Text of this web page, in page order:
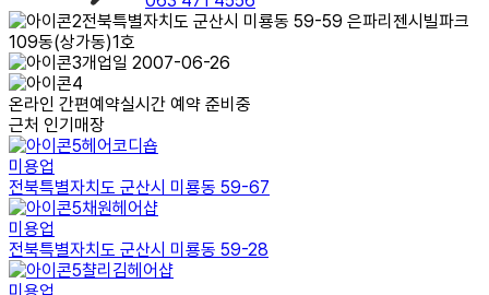
전북특별자치도 군산시 미룡동 59-59 은파리젠시빌파크
109동(상가동)1호
개업일 2007-06-26
온라인 간편예약실시간 예약 준비중
근처 인기매장
헤어코디숍
미용업
전북특별자치도 군산시 미룡동 59-67
채원헤어샵
미용업
전북특별자치도 군산시 미룡동 59-28
챨리김헤어샵